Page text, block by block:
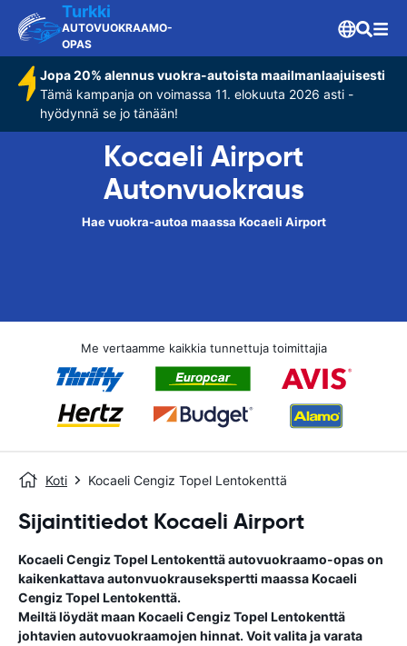
Turkki
AUTOVUOKRAAMO-
OPAS
Jopa 20% alennus vuokra-autoista maailmanlaajuisesti
Tämä kampanja on voimassa 11. elokuuta 2026 asti -
hyödynnä se jo tänään!
Kocaeli Airport
Autonvuokraus
Hae vuokra-autoa maassa Kocaeli Airport
Me vertaamme kaikkia tunnettuja toimittajia
Koti Kocaeli Cengiz Topel Lentokenttä
Sijaintitiedot Kocaeli Airport
Kocaeli Cengiz Topel Lentokenttäautovuokraamo-opason
kaikenkattava autonvuokrausekspertti maassaKocaeli
Cengiz Topel Lentokenttä.
Meiltä löydät maan Kocaeli Cengiz Topel Lentokenttä
johtavien autovuokraamojen hinnat. Voit valita ja varata